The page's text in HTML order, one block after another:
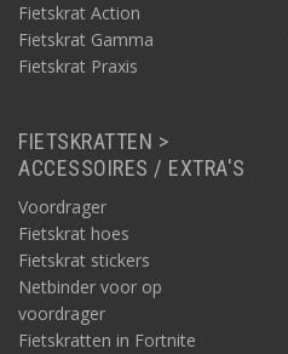
Fietskrat Action
Fietskrat Gamma
Fietskrat Praxis
FIETSKRATTEN >
ACCESSOIRES / EXTRA'S
Voordrager
Fietskrat hoes
Fietskrat stickers
Netbinder voor op
voordrager
Fietskratten in Fortnite